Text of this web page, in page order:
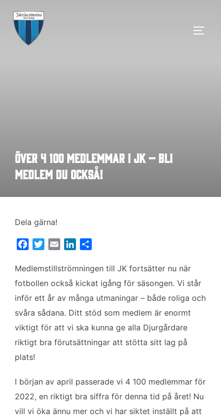
innehåll
Över 4 100 medlemmar i JK – bli
medlem du också!
Dela gärna!
c
e
o
o
k
i
t
e
r
a
i
n
k
d
I
n
l
a
Medlemstillströmningen till JK fortsätter nu när
fotbollen också kickat igång för säsongen. Vi står
inför ett år av många utmaningar – både roliga och
svåra sådana. Ditt stöd som medlem är enormt
viktigt för att vi ska kunna ge alla Djurgårdare
riktigt bra förutsättningar att stötta sitt lag på
plats!
I början av april passerade vi 4 100 medlemmar för
2022, en riktigt bra siffra för denna tid på året! Nu
vill vi öka ännu mer och vi har siktet inställt på att